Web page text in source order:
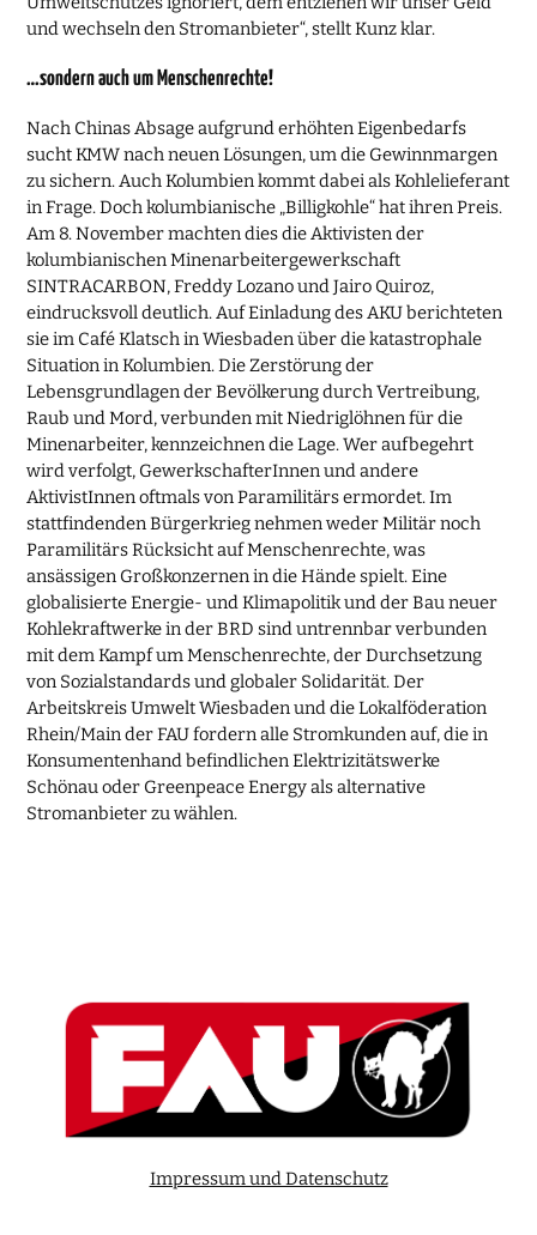
und wechseln den Stromanbieter“, stellt Kunz klar.
…sondern auch um Menschenrechte!
Nach Chinas Absage aufgrund erhöhten Eigenbedarfs
sucht KMW nach neuen Lösungen, um die Gewinnmargen
zu sichern. Auch Kolumbien kommt dabei als Kohlelieferant
in Frage. Doch kolumbianische „Billigkohle“ hat ihren Preis.
Am 8. November machten dies die Aktivisten der
kolumbianischen Minenarbeitergewerkschaft
SINTRACARBON, Freddy Lozano und Jairo Quiroz,
eindrucksvoll deutlich. Auf Einladung des AKU berichteten
sie im Café Klatsch in Wiesbaden über die katastrophale
Situation in Kolumbien. Die Zerstörung der
Lebensgrundlagen der Bevölkerung durch Vertreibung,
Raub und Mord, verbunden mit Niedriglöhnen für die
Minenarbeiter, kennzeichnen die Lage. Wer aufbegehrt
wird verfolgt, GewerkschafterInnen und andere
AktivistInnen oftmals von Paramilitärs ermordet. Im
stattfindenden Bürgerkrieg nehmen weder Militär noch
Paramilitärs Rücksicht auf Menschenrechte, was
ansässigen Großkonzernen in die Hände spielt. Eine
globalisierte Energie- und Klimapolitik und der Bau neuer
Kohlekraftwerke in der BRD sind untrennbar verbunden
mit dem Kampf um Menschenrechte, der Durchsetzung
von Sozialstandards und globaler Solidarität. Der
Arbeitskreis Umwelt Wiesbaden und die Lokalföderation
Rhein/Main der FAU fordern alle Stromkunden auf, die in
Konsumentenhand befindlichen Elektrizitätswerke
Schönau oder Greenpeace Energy als alternative
Stromanbieter zu wählen.
Impressum und Datenschutz